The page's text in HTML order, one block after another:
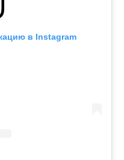
в Instagram